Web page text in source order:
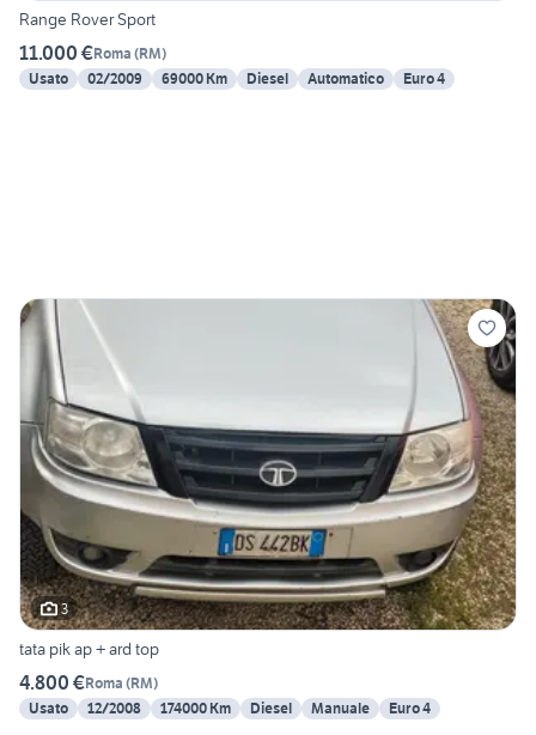
Range Rover Sport
11.000 €Roma (RM)
Usato
02/2009 69000 Km Diesel Automatico Euro 4
3
tata pik ap + ard top
4.800 €Roma (RM)
Usato
12/2008 174000 Km Diesel Manuale
Euro 4